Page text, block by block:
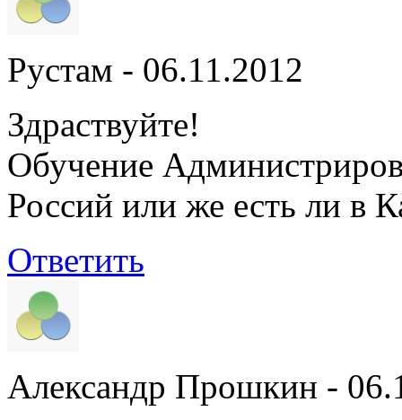
Рустам - 06.11.2012
Здраствуйте!
Обучение
Россий или же есть ли в
Ответить
Александр Прошкин -